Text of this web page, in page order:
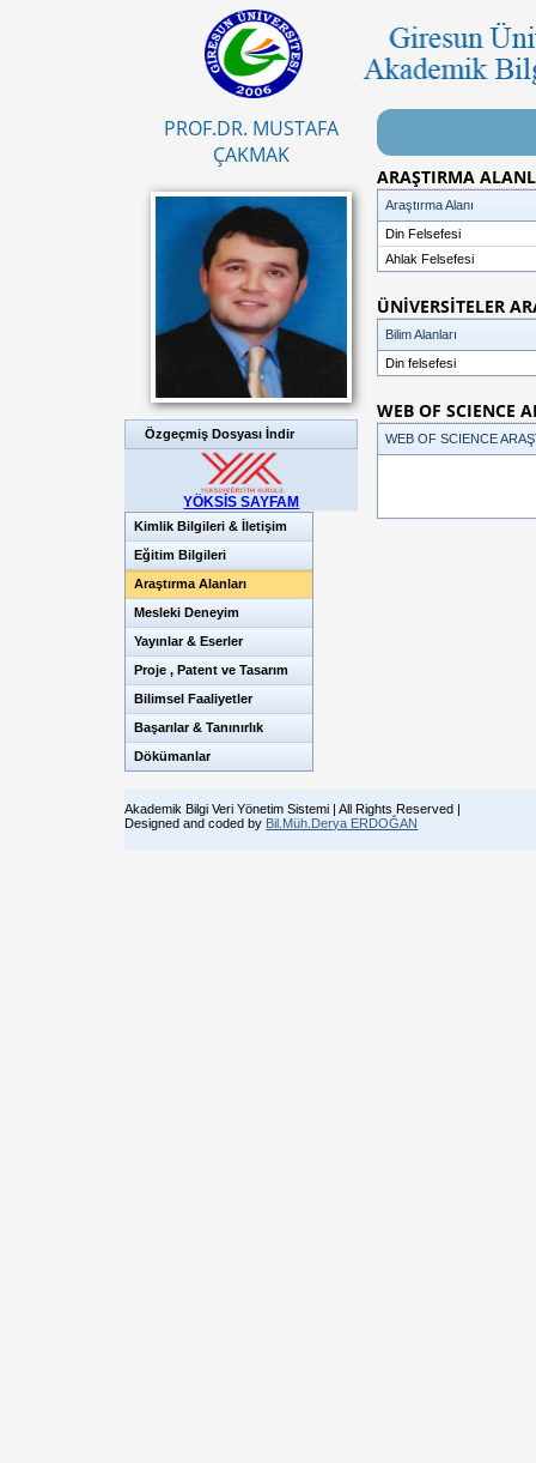
PROF.DR. MUSTAFA
ÇAKMAK
Özgeçmiş Dosyası İndir
YÖKSİS SAYFAM
Kimlik Bilgileri & İletişim
Eğitim Bilgileri
Araştırma Alanları
Mesleki Deneyim
Yayınlar & Eserler
Proje , Patent ve Tasarım
Bilimsel Faaliyetler
Başarılar & Tanınırlık
Dökümanlar
ARAŞTIRMA
Araştırma Alanı
Din Felsefesi
Ahlak Felsefesi
ÜNİVERSİTELER
Bilim Alanları
Din felsefesi
WEB OF SCIENCE
WEB OF SCIENCE
Akademik Bilgi Veri Yönetim Sistemi | All Rights Reserved |
Designed and coded by Bil.Müh.Derya ERDOĞAN